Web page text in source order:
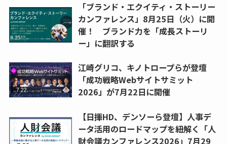
「ブランド・エクイティ・ストーリー
カンファレンス」8月25日（火）に開
催！ ブランド力を「成長ストーリ
ー」に翻訳する
江崎グリコ、キノトロープらが登壇
「成功戦略Webサイトサミット
2026」が7月22日に開催
【日揮HD、デンソーら登壇】人事デ
ータ活用のロードマップを紐解く「人
財会議カンファレンス2026」7月29